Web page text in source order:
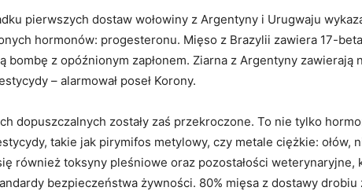
pierwszych dostaw wołowiny z Argentyny i Urugwaju
hormonów: progesteronu. Mięso z Brazylii zawiera 17-
bombę z opóźnionym zapłonem. Ziarna z Argentyny zawierają
– alarmował poseł Korony.
dopuszczalnych zostały zaś przekroczone. To nie tylko
takie jak pirymifos metylowy, czy metale ciężkie: ołów,
również toksyny pleśniowe oraz pozostałości weterynaryjne,
bezpieczeństwa żywności. 80% mięsa z dostawy